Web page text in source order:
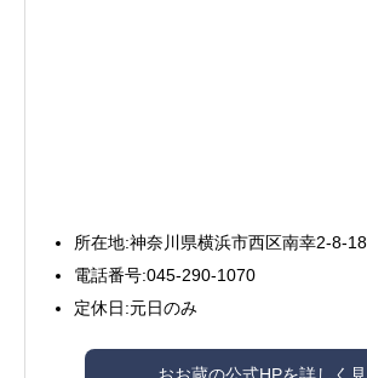
所在地:神奈川県横浜市西区南幸2-8-
電話番号:045-290-1070
定休日:元日のみ